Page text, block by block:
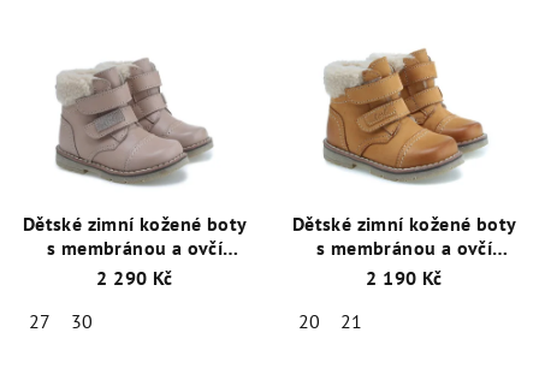
Dětské zimní kožené boty
s membránou a ovčí
vlnou Emel EV 2448C-1
2 290 Kč
27
30
Dětské zimní kožené boty
s membránou a ovčí
vlnou Emel EV2447C-3
2 190 Kč
20
21